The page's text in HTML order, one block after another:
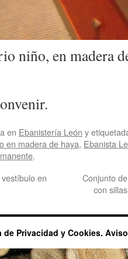
niño, en madera
en Ebanistería León y
en madera de haya, Ebanista
.
en
Conjunto
con
de Privacidad y Cookies.